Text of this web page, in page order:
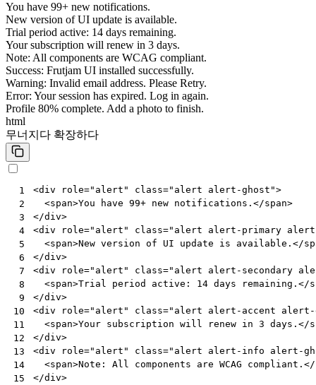
You have 99+ new notifications.
New version of UI update is available.
Trial period active: 14 days remaining.
Your subscription will renew in 3 days.
Note: All components are WCAG compliant.
Success: Frutjam UI installed successfully.
Warning: Invalid email address. Please Retry.
Error: Your session has expired. Log in again.
Profile 80% complete. Add a photo to finish.
html
무너지다 확장하다
1
2
3
4
5
6
7
8
9
10
11
12
13
14
15
<div role="alert" class="alert alert-ghost">
<span>You have 99+ new notifications. </span>
</div>
<div role="alert" class="alert alert-primary
<span>New version of UI update is available. </
</div>
<div role="alert" class="alert alert-secondary
<span>Trial period active: 14 days remaining. </
</div>
<div role="alert" class="alert alert-accent alert-
<span>Your subscription will renew in 3 days. </
</div>
<div role="alert" class="alert alert-info alert-
<span>Note: All components are WCAG compliant. </
</div>